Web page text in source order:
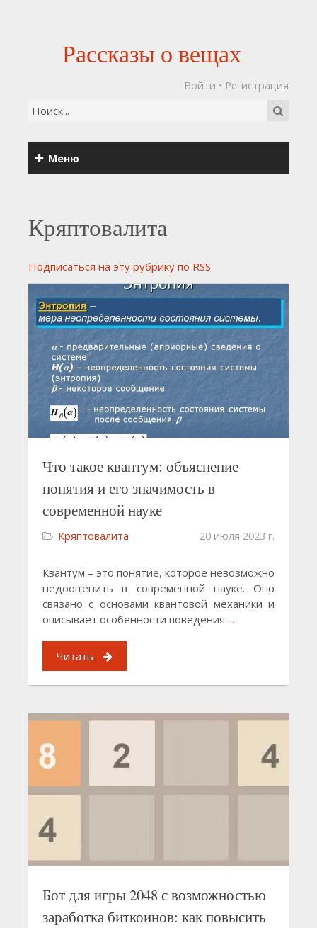
Рассказы о вещах
Войти • Регистрация
Меню
Кряптовалита
Подписаться на эту рубрику по RSS
Что такое квантум: объяснение
понятия и его значимость в
современной науке
Кряптовалита 20 июля 2023 г.
Квантум – это понятие, которое невозможно
недооценить в современной науке. Оно
связано с основами квантовой механики и
описывает особенности поведения ...
Читать
Бот для игры 2048 с возможностью
заработка биткоинов: как повысить